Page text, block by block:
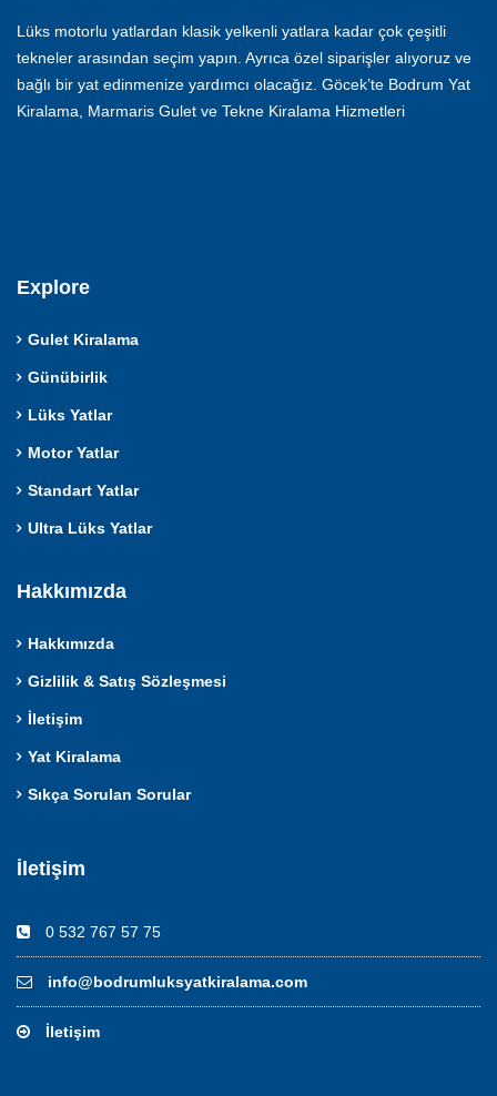
Lüks motorlu yatlardan klasik yelkenli yatlara kadar çok çeşitli
tekneler arasından seçim yapın. Ayrıca özel siparişler alıyoruz ve
bağlı bir yat edinmenize yardımcı olacağız. Göcek’te Bodrum Yat
Kiralama, Marmaris Gulet ve Tekne Kiralama Hizmetleri
Explore
Gulet Kiralama
Günübirlik
Lüks Yatlar
Motor Yatlar
Standart Yatlar
Ultra Lüks Yatlar
Hakkımızda
Hakkımızda
Gizlilik & Satış Sözleşmesi
İletişim
Yat Kiralama
Sıkça Sorulan Sorular
İletişim
0 532 767 57 75
info@bodrumluksyatkiralama.com
İletişim